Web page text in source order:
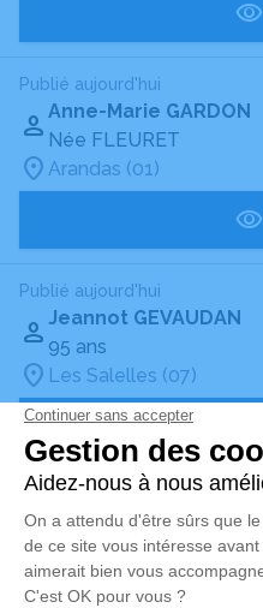
Publié aujourd'hui
Anne-Marie GARDON
Née FLEURET
Arandas (01)
Publié aujourd'hui
Jeannot GEVAUDAN
95 ans
Les Salelles (07)
Dominique GIAZZI
Fougères (35)